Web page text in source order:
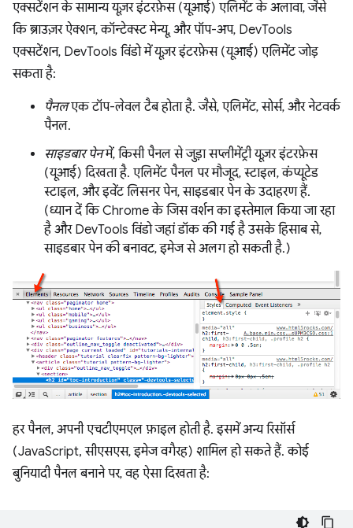
एक्सटेंशन के सामान्य यूज़र इंटरफ़ेस (यूआई) एलिमेंट के अलावा, जैसे
कि ब्राउज़र ऐक्शन, कॉन्टेक्स्ट मेन्यू, और पॉप-अप, DevTools
एक्सटेंशन, DevTools विंडो में यूज़र इंटरफ़ेस (यूआई) एलिमेंट जोड़
सकता है:
पैनलएक टॉप-लेवल टैब होता है. जैसे, एलिमेंट, सोर्स, और नेटवर्क
पैनल.
साइडबार पेनमें, किसी पैनल से जुड़ा सप्लीमेंट्री यूज़र इंटरफ़ेस
(यूआई) दिखता है. एलिमेंट पैनल पर मौजूद, स्टाइल, कंप्यूटेड
स्टाइल, और इवेंट लिसनर पेन, साइडबार पेन के उदाहरण हैं.
(ध्यान दें कि Chrome के जिस वर्शन का इस्तेमाल किया जा रहा
है और DevTools विंडो जहां डॉक की गई है उसके हिसाब से,
साइडबार पेन की बनावट, इमेज से अलग हो सकती है.)
हर पैनल, अपनी एचटीएमएल फ़ाइल होती है. इसमें अन्य रिसॉर्स
(JavaScript, सीएसएस, इमेज वगैरह) शामिल हो सकते हैं. कोई
बुनियादी पैनल बनाने पर, वह ऐसा दिखता है: